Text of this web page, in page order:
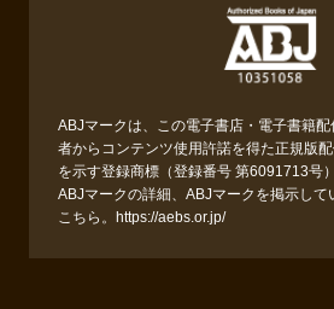
ABJマークは、この電子書店・電子書籍
者からコンテンツ使用許諾を得た正規版
を示す登録商標（登録番号 第6091713号）
ABJマークの詳細、ABJマークを掲示して
こちら。
https://aebs.or.jp/